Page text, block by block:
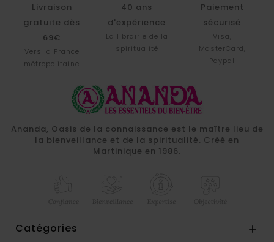
Livraison
gratuite dès
69€
Vers la France
métropolitaine
40 ans
d'expérience
La librairie de la
spiritualité
Paiement
sécurisé
Visa,
MasterCard,
Paypal
Ananda, Oasis de la connaissance est le maître lieu de
la bienveillance et de la spiritualité. Créé en
Martinique en 1986.
Catégories 